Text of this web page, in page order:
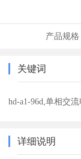
产品规格
关键词
hd-a1-96d,单相交
详细说明